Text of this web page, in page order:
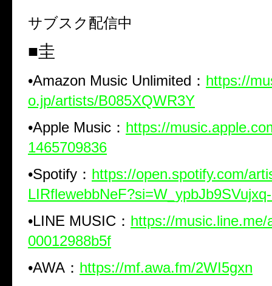
サブスク配信中
■圭
•Amazon Music Unlimited ： https://
o.jp/artists/B085XQWR3Y
•Apple Music ： https://
1465709836
•Spotify ： https://open.spotify.com/
•LINE MUSIC ： https://music.line.me/
00012988b5f
•AWA ： https://mf.awa.fm/2WI5gxn